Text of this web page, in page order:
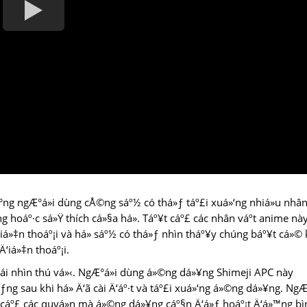
ngÆ°á»i dùng cÅ©ng sáº½ có thá»ƒ táº£i xuá»‘ng nhiá»u nhân
hoáº·c sá»Ÿ thích cá»§a há». Táº¥t cáº£ các nhân váº­t anime
thoáº¡i và há» sáº½ có thá»ƒ nhìn tháº¥y chúng báº¥t cá»©
thoáº¡i.
nhìn thú vá»‹. NgÆ°á»i dùng á»©ng dá»¥ng Shimeji APC này
khi há» Ä‘ã cài Ä‘áº·t và táº£i xuá»‘ng á»©ng dá»¥ng.
các quyá»n mà á»©ng dá»¥ng cáº§n Ä‘á»ƒ hoáº¡t Ä‘á»™ng